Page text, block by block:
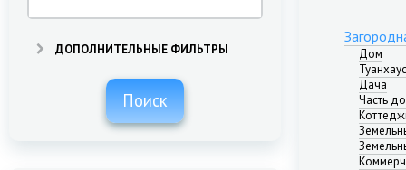
ДОПОЛНИТЕЛЬНЫЕ ФИЛЬТРЫ
Поиск
Дом
Туанхаус
Дача
Часть